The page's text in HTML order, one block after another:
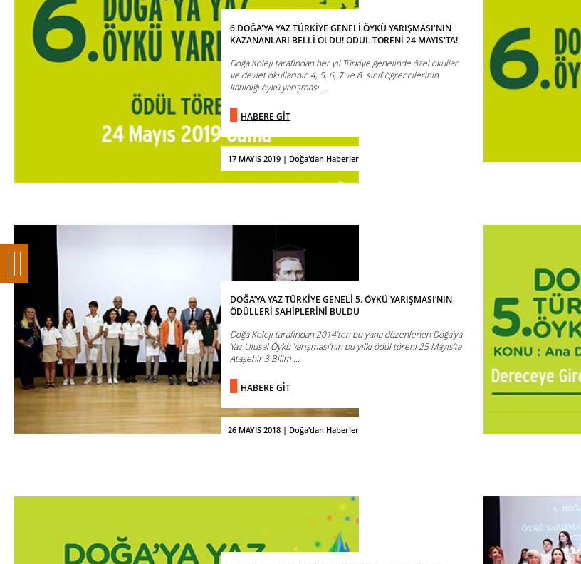
17 MAYIS 2019 | Doğa'dan Haberler
6.DOĞA'YA YAZ TÜRKİYE GENELİ ÖYKÜ YARIŞMASI'NIN
KAZANANLARI BELLİ OLDU! ÖDÜL TÖRENİ 24 MAYIS'TA!
Doğa Koleji tarafından her yıl Türkiye genelinde özel okullar
ve devlet okullarının 4, 5, 6, 7 ve 8. sınıf öğrencilerinin
katıldığı öykü yarışması ...
HABERE GİT
26 MAYIS 2018 | Doğa'dan Haberler
DOĞA’YA YAZ TÜRKİYE GENELİ 5. ÖYKÜ YARIŞMASI’NIN
ÖDÜLLERİ SAHİPLERİNİ BULDU
Doğa Koleji tarafından 2014’ten bu yana düzenlenen Doğa’ya
Yaz Ulusal Öykü Yarışması’nın bu yılki ödül töreni 25 Mayıs’ta
Ataşehir 3 Bilim ...
HABERE GİT